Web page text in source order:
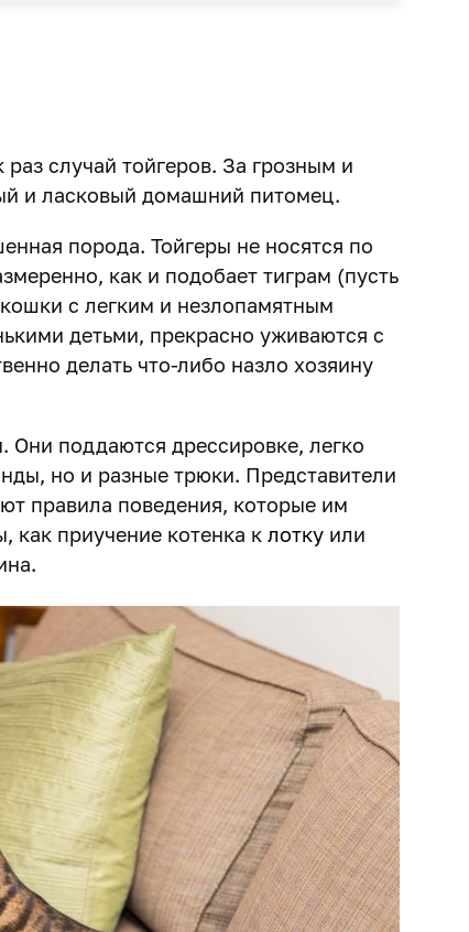
случай тойгеров. За грозным и
и ласковый домашний питомец.
порода. Тойгеры не носятся по
как и подобает тиграм (пусть
с легким и незлопамятным
детьми, прекрасно уживаются с
делать что-либо назло хозяину
Они поддаются дрессировке, легко
но и разные трюки. Представители
правила поведения, которые им
как приучение котенка к лотку или